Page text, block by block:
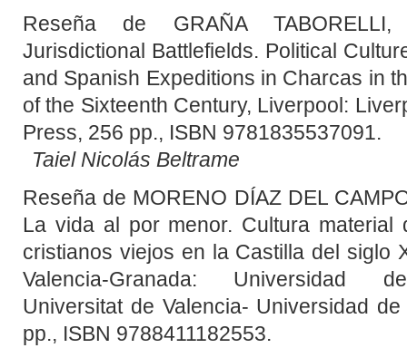
Reseña de GRAÑA
Jurisdictional Battlefields. Political
and Spanish Expeditions in Charcas in
of the Sixteenth Century, Liverpool:
Press, 256 pp., ISBN 9781835537091.
Taiel Nicolás Beltrame
Reseña de MORENO DÍAZ DEL
La vida al por menor. Cultura material
cristianos viejos en la Castilla del siglo
Valencia-Granada: Universidad
Universitat de Valencia- Universidad
pp., ISBN 9788411182553.